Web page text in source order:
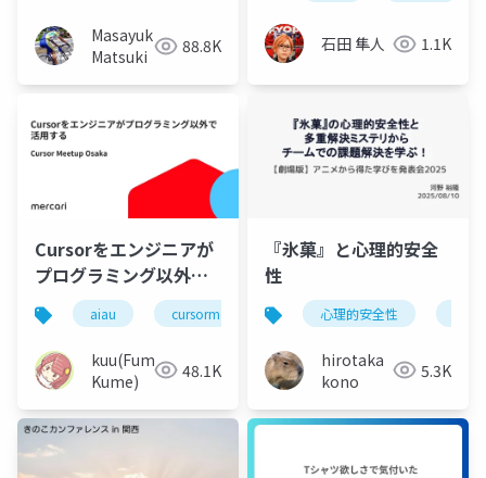
Masayuki
Matsuki
88.8K 石田 隼人 1.1K
Cursorをエンジニアが
プログラミング以外で
活用するaiau cursormeetup
kuu(Fumiya
Kume)
48.1K
『氷菓』と心理的安全
性
心理的安全性
hirotaka
kono
5.3K